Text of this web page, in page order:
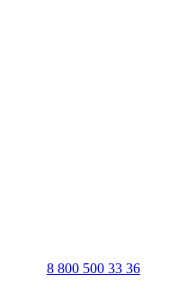
8 800 500 33 36